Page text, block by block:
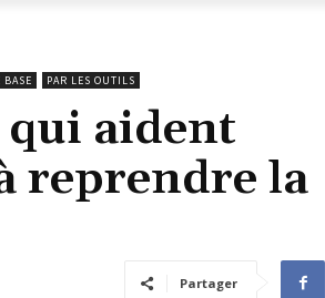
PAR LES OUTILS
qui aident
reprendre la
Partager